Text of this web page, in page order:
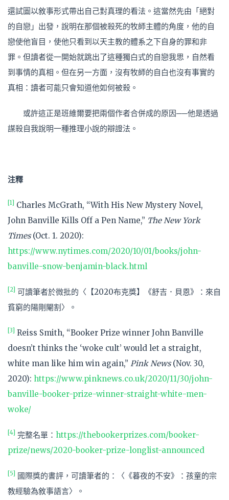
還試圖以敘事形式帶出自己對真理的看法。這當然先由「絕對
的自戀」出發，說明在那個被殺死的牧師主體的角度，他的自
戀使他盲目，使他只看到以天主教的體系之下自身的罪和非
罪。但讀者從一開始就跳出了這種獨白式的自戀我思，自然看
到事情的真相。但在另一方面，沒有牧師的自白也沒有事實的
真相：讀者可能只會知道他如何被殺。
或許這正是班維爾要把兩個作者合併成的原因──他是透過
謀殺自我說明一種推理小說的辯證法。
注釋
[1]
Charles McGrath, “With His New Mystery Novel,
John Banville Kills Off a Pen Name,” The New York
Times(Oct. 1. 2020):
https://www.nytimes.com/2020/10/01/books/john-
banville-snow-benjamin-black.html
[2] 可讀筆者於微批的〈【2020布克獎】《舒吉．貝恩》：來自
貧窮的陽剛閹割〉。
[3]
Reiss Smith, “Booker Prize winner John Banville
doesn’t thinks the ‘woke cult’ would let a straight,
white man like him win again,” Pink News(Nov. 30,
2020): https://www.pinknews.co.uk/2020/11/30/john-
banville-booker-prize-winner-straight-white-men-
woke/
[4] 完整名單： https://thebookerprizes.com/booker-
prize/news/2020-booker-prize-longlist-announced
[5]
國際獎的書評，可讀筆者的：〈《暮夜的不安》：孩童的宗
教經驗為敘事語言〉。